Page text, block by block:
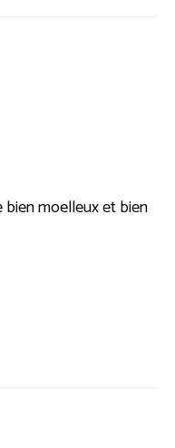
bien moelleux et bien